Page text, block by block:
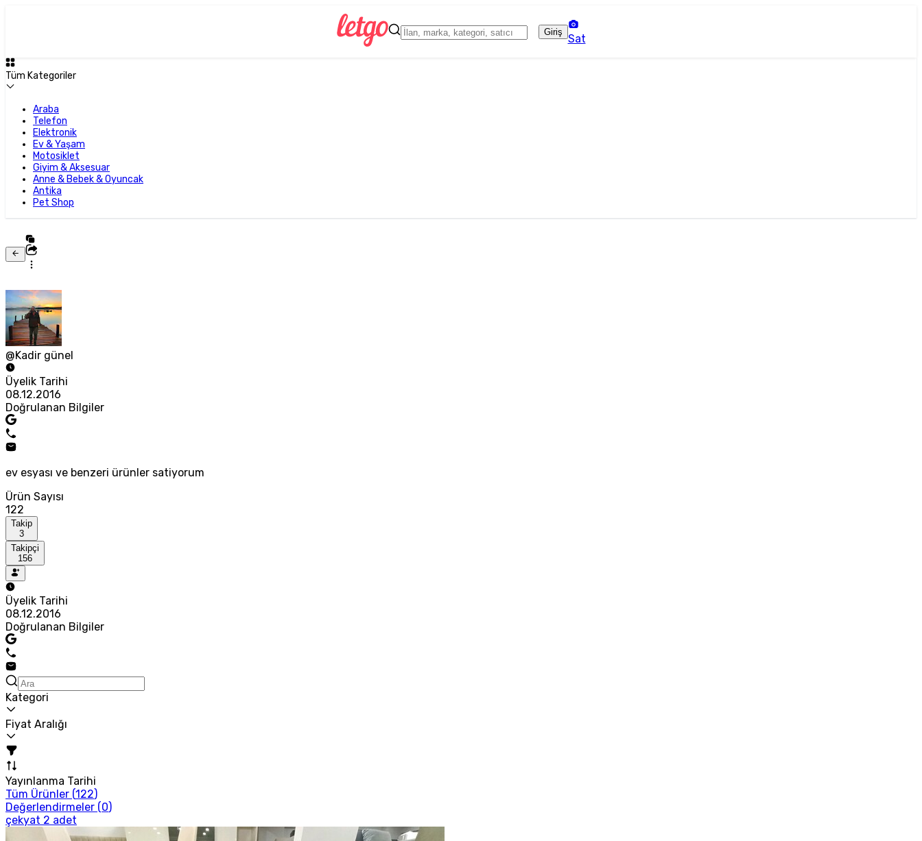
Giriş
Sat
Tüm Kategoriler
Araba
Telefon
Elektronik
Ev & Yaşam
Motosiklet
Giyim & Aksesuar
Anne & Bebek & Oyuncak
Antika
Pet Shop
@Kadir günel
Üyelik Tarihi
08.12.2016
Doğrulanan Bilgiler
ev esyası ve benzeri ürünler satiyorum
Ürün Sayısı
122
Takip
3
Takipçi
156
Üyelik Tarihi
08.12.2016
Doğrulanan Bilgiler
Kategori
Fiyat Aralığı
Yayınlanma Tarihi
Tüm Ürünler (122)
Değerlendirmeler (0)
çekyat 2 adet